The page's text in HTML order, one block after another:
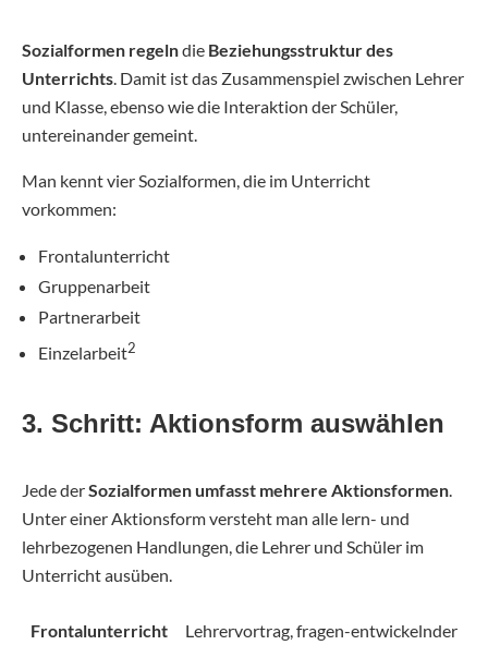
Sozialformen regelndie Beziehungsstruktur des
Unterrichts. Damit ist das Zusammenspiel zwischen Lehrer
und Klasse, ebenso wie die Interaktion der Schüler,
untereinander gemeint.
Man kennt vier Sozialformen, die im Unterricht
vorkommen:
Frontalunterricht
Gruppenarbeit
Partnerarbeit
Einzelarbeit2
3. Schritt: Aktionsform auswählen
Jede derSozialformen umfasst mehrere Aktionsformen.
Unter einer Aktionsform versteht man alle lern- und
lehrbezogenen Handlungen, die Lehrer und Schüler im
Unterricht ausüben.
Frontalunterricht
Lehrervortrag, fragen-entwickelnder